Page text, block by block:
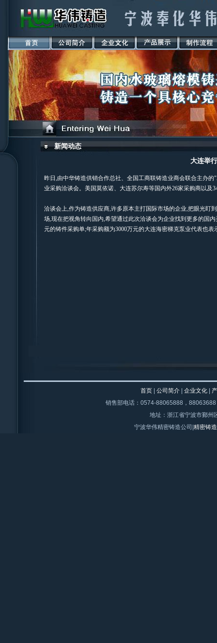
新闻动态
大连举
昨日,由中华铸造供销合作总社、全国工商联铸造业商会联合主办
业采购洽谈会。美国莫依诺、大连苏尔寿等国内外26家采购商以及
洽谈会上,作为铸造供应商,许多原本主打国际市场的企业,把眼光盯
场,现在把视角转向国内,希望通过此次洽谈会为企业找到更多的国
元的铸件采购单;年采购额为3000万元的大连海密梯克泵业代表也
首页 公司简介 企业文化
销售部电话：0574-88065888，
地址：浙江省宁波市鄞
宁波华伟精密铸造公司| 精密铸